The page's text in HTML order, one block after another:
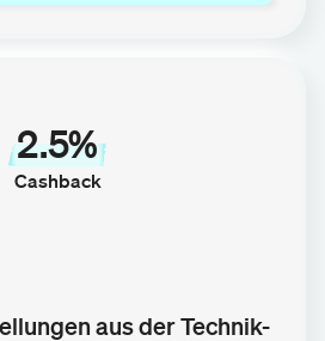
2.5%
Cashback
aus der Technik-